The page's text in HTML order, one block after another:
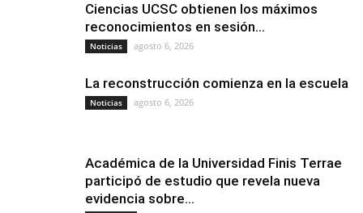
Ciencias UCSC obtienen los máximos
reconocimientos en sesión...
Noticias agosto 6, 2026
La reconstrucción comienza en la escuela
Noticias agosto 6, 2026
Académica de la Universidad Finis Terrae
participó de estudio que revela nueva
evidencia sobre...